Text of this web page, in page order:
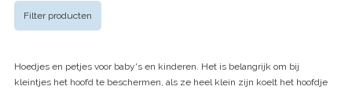
a
e
.
Filter producten
Hoedjes en petjes voor baby's en kinderen. Het is belangrijk om bij
kleintjes het hoofd te beschermen, als ze heel klein zijn koelt het hoofdje